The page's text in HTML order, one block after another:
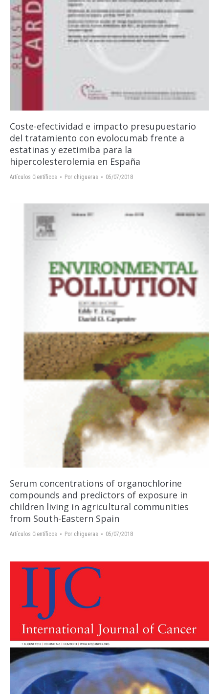
Coste-efectividad e impacto presupuestario
del tratamiento con evolocumab frente a
estatinas y ezetimiba para la
hipercolesterolemia en España
Artículos Científicos Por chigueras 05/07/2018
Serum concentrations of organochlorine
compounds and predictors of exposure in
children living in agricultural communities
from South-Eastern Spain
Artículos Científicos Por chigueras 05/07/2018